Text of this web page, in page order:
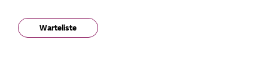
Warteliste